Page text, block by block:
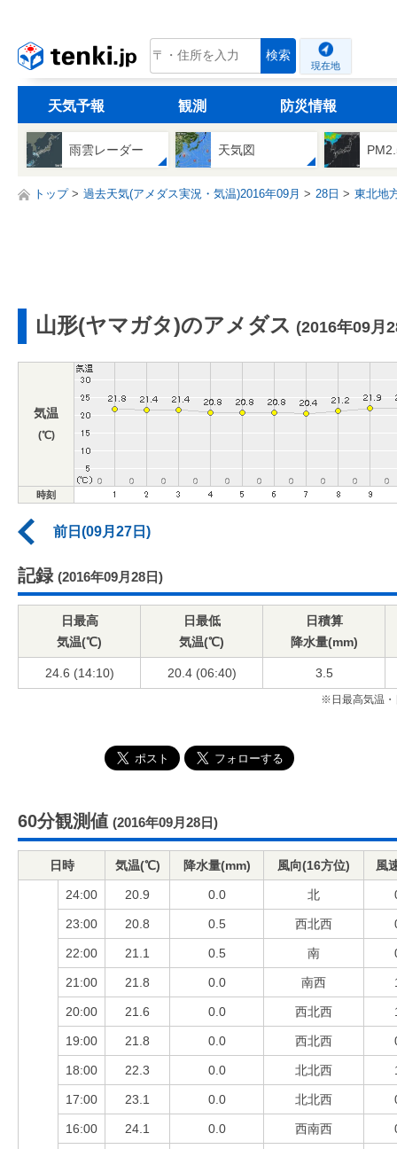
tenki.jp 検索
現在地
天気予報 観測 防災情報
雨雲レーダー 天気図
トップ 過去天気(アメダス実況・気温)2016年09月 28日 東北地
山形(ヤマガタ)のアメダス (2016年09月
気温
(℃)
時刻
前日(09月27日)
記録 (2016年09月28日)
日最高
気温(℃)
日最低
気温(℃)
日積算
降水量(mm)
24.6 (14:10) 20.4 (06:40) 3.5
※日最高気温・
60分観測値 (2016年09月28日)
日時 気温(℃) 降水量(mm) 風向(16方位) 風
24:00 20.9 0.0 北
23:00 20.8 0.5 西北西
22:00 21.1 0.5 南
21:00 21.8 0.0 南西
20:00 21.6 0.0 西北西
19:00 21.8 0.0 西北西
18:00 22.3 0.0 北北西
17:00 23.1 0.0 北北西
16:00 24.1 0.0 西南西